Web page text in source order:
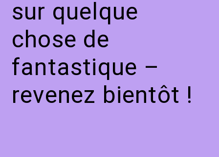
sur quelque
chose de
fantastique –
revenez bientôt !